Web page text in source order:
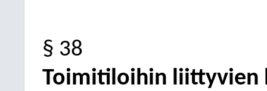
§ 38
Toimitiloihin liittyvien